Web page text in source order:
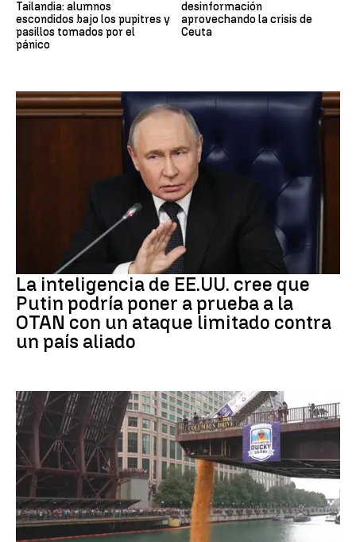
Tailandia: alumnos
escondidos bajo los pupitres y
pasillos tomados por el
pánico
desinformación
aprovechando la crisis de
Ceuta
La inteligencia de EE.UU. cree que
Putin podría poner a prueba a la
OTAN con un ataque limitado contra
un país aliado